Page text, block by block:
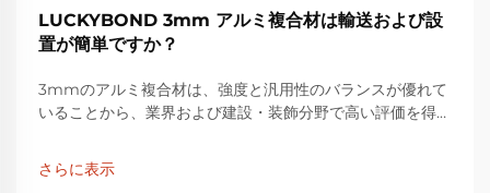
LUCKYBOND 3mm アルミ複合材は輸送および設
置が簡単ですか？
3mmのアルミ複合材は、強度と汎用性のバランスが優れて
いることから、業界および建設・装飾分野で高い評価を得て
は、...に合わせて自社のアルミ複合材をカスタマイズする必
要があります。
さらに表示